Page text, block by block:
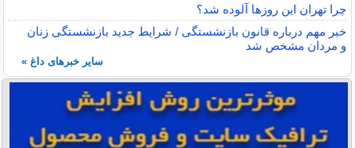
چرا تهران این روزها آلوده شد؟
خبر مهم درباره قانون بازنشستگی / شرایط جدید بازنشستگی زنان
و مردان مشخص شد
سایر خبرهای داغ »